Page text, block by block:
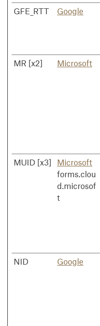
GFE_RTT Google
MR [x2] Microsoft
MUID [x3]
Microsoft
forms.clou
d.microsof
t
NID Google